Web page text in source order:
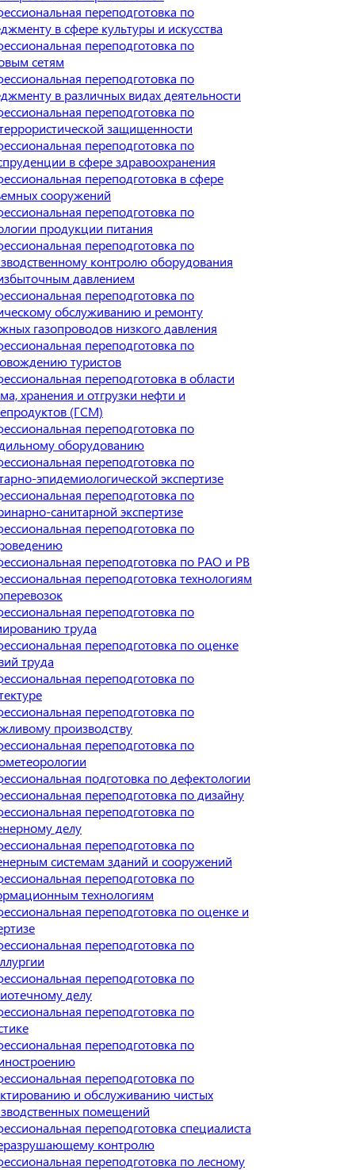
переподготовка по
в сфере культуры и искусства
переподготовка по
сетям
переподготовка по
в различных видах деятельности
переподготовка по
защищенности
переподготовка по
в сфере здравоохранения
переподготовка в сфере
сооружений
переподготовка по
продукции питания
переподготовка по
контролю оборудования
давлением
переподготовка по
обслуживанию и ремонту
газопроводов низкого давления
переподготовка по
туристов
переподготовка в области
хранения и отгрузки нефти и
(ГСМ)
переподготовка по
оборудованию
переподготовка по
эпидемиологической экспертизе
переподготовка по
санитарной экспертизе
переподготовка по
переподготовка по РАО и РВ
переподготовка технологиям
переподготовка по
труда
переподготовка по оценке
труда
переподготовка по
переподготовка по
производству
переподготовка по
подготовка по дефектологии
переподготовка по дизайну
переподготовка по
делу
переподготовка по
системам зданий и сооружений
переподготовка по
технологиям
переподготовка по оценке и
переподготовка по
переподготовка по
делу
переподготовка по
переподготовка по
переподготовка по
и обслуживанию чистых
помещений
переподготовка специалиста
контролю
переподготовка по лесному